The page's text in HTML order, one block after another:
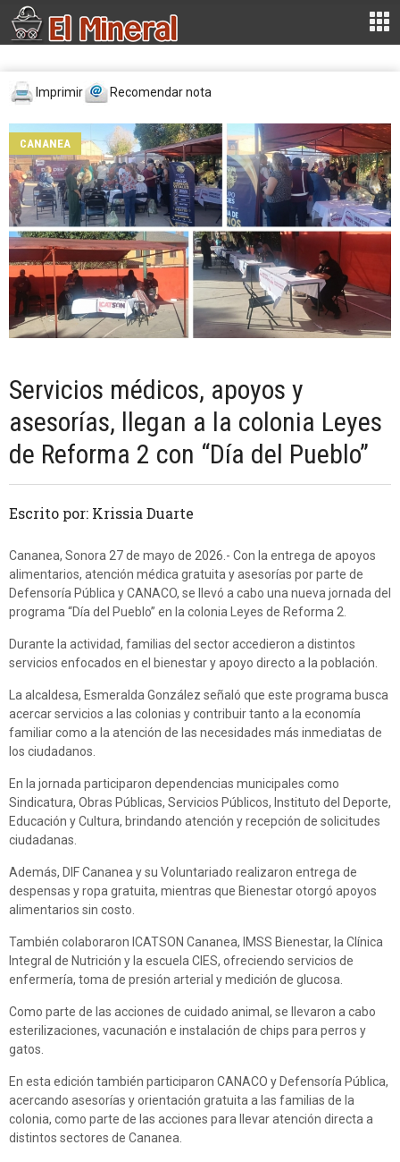
Imprimir Recomendar nota
CANANEA
Servicios médicos, apoyos y
asesorías, llegan a la colonia Leyes
de Reforma 2 con “Día del Pueblo”
Escrito por: Krissia Duarte
Cananea, Sonora 27 de mayo de 2026.- Con la entrega de apoyos
alimentarios, atención médica gratuita y asesorías por parte de
Defensoría Pública y CANACO, se llevó a cabo una nueva jornada del
programa “Día del Pueblo” en la colonia Leyes de Reforma 2.
Durante la actividad, familias del sector accedieron a distintos
servicios enfocados en el bienestar y apoyo directo a la población.
La alcaldesa, Esmeralda González señaló que este programa busca
acercar servicios a las colonias y contribuir tanto a la economía
familiar como a la atención de las necesidades más inmediatas de
los ciudadanos.
En la jornada participaron dependencias municipales como
Sindicatura, Obras Públicas, Servicios Públicos, Instituto del Deporte,
Educación y Cultura, brindando atención y recepción de solicitudes
ciudadanas.
Además, DIF Cananea y su Voluntariado realizaron entrega de
despensas y ropa gratuita, mientras que Bienestar otorgó apoyos
alimentarios sin costo.
También colaboraron ICATSON Cananea, IMSS Bienestar, la Clínica
Integral de Nutrición y la escuela CIES, ofreciendo servicios de
enfermería, toma de presión arterial y medición de glucosa.
Como parte de las acciones de cuidado animal, se llevaron a cabo
esterilizaciones, vacunación e instalación de chips para perros y
gatos.
En esta edición también participaron CANACO y Defensoría Pública,
acercando asesorías y orientación gratuita a las familias de la
colonia, como parte de las acciones para llevar atención directa a
distintos sectores de Cananea.